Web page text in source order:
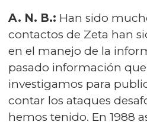
A. N. B.: Han sido
contactos de Zeta han
en el manejo de la
pasado información
investigamos para
contar los ataques
hemos tenido. En 1988